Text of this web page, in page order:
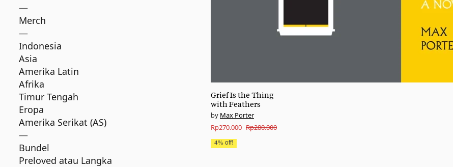
Grief Is the Thing
with Feathers
Max Porter
Rp280.000
Original
price
Rp270.000
Current
price
4% off!
—
Merch
—
Indonesia
Asia
Amerika Latin
Afrika
Timur Tengah
Eropa
Amerika Serikat (AS)
—
Bundel
Preloved atau Langka